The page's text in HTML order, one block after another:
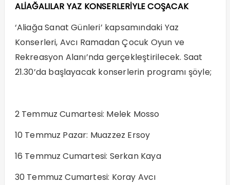
ALİAĞALILAR YAZ KONSERLERİYLE COŞACAK
‘Aliağa Sanat Günleri’ kapsamındaki Yaz
Konserleri, Avcı Ramadan Çocuk Oyun ve
Rekreasyon Alanı’nda gerçekleştirilecek. Saat
21.30’da başlayacak konserlerin programı şöyle;
2 Temmuz Cumartesi: Melek Mosso
10 Temmuz Pazar: Muazzez Ersoy
16 Temmuz Cumartesi: Serkan Kaya
30 Temmuz Cumartesi: Koray Avcı